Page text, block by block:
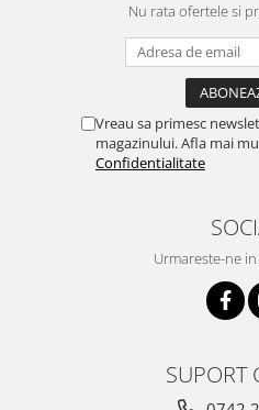
Nu rata ofertele si
Vreau sa primesc
magazinului. Afla mai
Confidentialitate
Urmareste-ne
SUPORT